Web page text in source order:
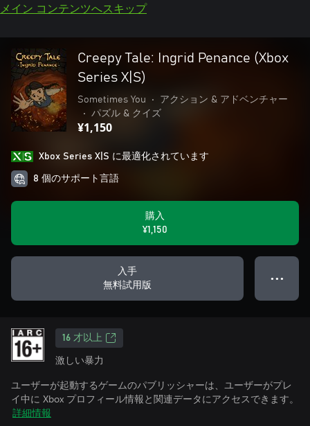
メイン コンテンツへスキップ
Creepy Tale: Ingrid Penance (Xbox
Series X|S)
Sometimes You •
アクション & アドベンチャー
•
パズル & クイズ
¥1,150
Xbox Series X|S に最適化されています
8 個のサポート言語
購入
¥1,150
入手
無料試用版
● ● ●
16 才以上
激しい暴力
ユーザーが起動するゲームのパブリッシャーは、ユーザーがプレ
イ中に Xbox プロフィール情報と関連データにアクセスできます。
詳細情報